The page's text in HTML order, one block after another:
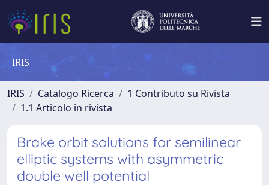
IRIS
IRIS Catalogo Ricerca
1 Contributo su Rivista
1.1 Articolo in rivista
Brake orbit solutions for semilinear
elliptic systems with asymmetric
double well potential